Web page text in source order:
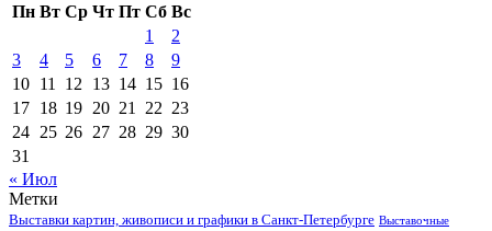
Пн Вт Ср Чт Пт Сб Вс
1
2
3
4 5 6 7 8
9
10 11 12 13 14 15 16
17 18 19 20 21 22 23
24 25 26 27 28 29 30
31
« Июл
Метки
Выставки картин, живописи и графики в Санкт-Петербурге Выставочные